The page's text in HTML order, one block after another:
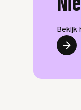
Bekijk